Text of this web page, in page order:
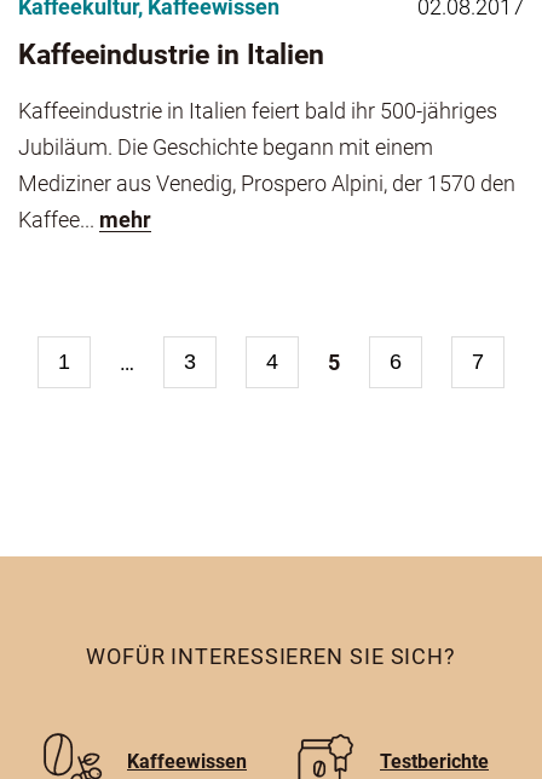
Kaffeekultur, Kaffeewissen 02.08.2017
Kaffeeindustrie in Italien
Kaffeeindustrie in Italien feiert bald ihr 500-jähriges
Jubiläum. Die Geschichte begann mit einem
Mediziner aus Venedig, Prospero Alpini, der 1570 den
Kaffee... mehr
1 … 3 4 5 6 7
WOFÜR INTERESSIEREN SIE SICH?
Kaffeewissen Testberichte